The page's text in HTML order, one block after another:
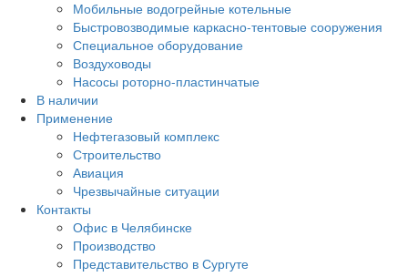
Мобильные водогрейные котельные
Быстровозводимые каркасно-тентовые сооружения
Специальное оборудование
Воздуховоды
Насосы роторно-пластинчатые
В наличии
Применение
Нефтегазовый комплекс
Строительство
Авиация
Чрезвычайные ситуации
Контакты
Офис в Челябинске
Производство
Представительство в Сургуте